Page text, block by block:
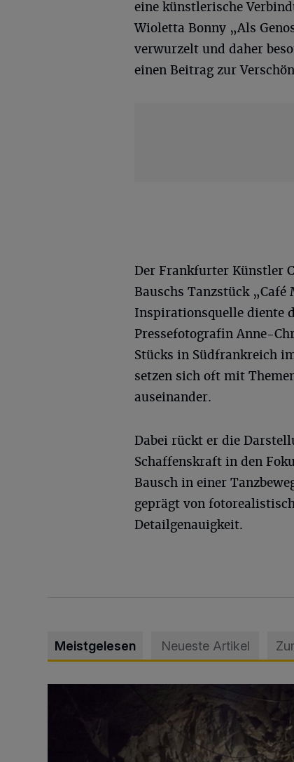
eine künstlerische
Wioletta Bonny „Als
verwurzelt und daher
einen Beitrag zur
Der Frankfurter Künstler
Bauschs Tanzstück
Inspirationsquelle diente
Pressefotografin Anne-
Stücks in Südfrankreich
setzen sich oft mit
auseinander.
Dabei rückt er die
Schaffenskraft in den
Bausch in einer
geprägt von
Detailgenauigkeit.
Meistgelesen Neueste Artikel